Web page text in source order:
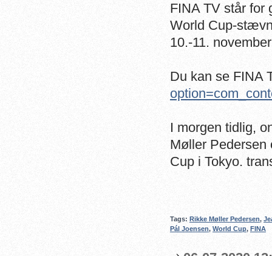
FINA TV står for
World Cup-
10.-11.
Du kan se FINA
I morgen tidlig,
Møller Pedersen
Cup i Tokyo.
Tags: Rikke Møller Pedersen,
Pál Joensen, World Cup, FINA